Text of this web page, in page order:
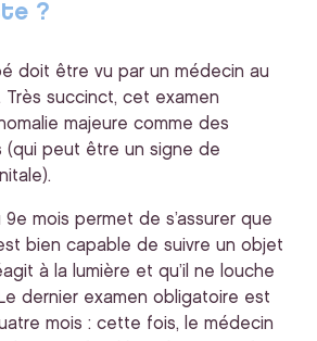
?
doit être vu par un médecin au
Très succinct, cet examen
majeure comme des
(qui peut être un signe de
9e mois permet de s’assurer que
bien capable de suivre un objet
à la lumière et qu’il ne louche
dernier examen obligatoire est
mois : cette fois, le médecin